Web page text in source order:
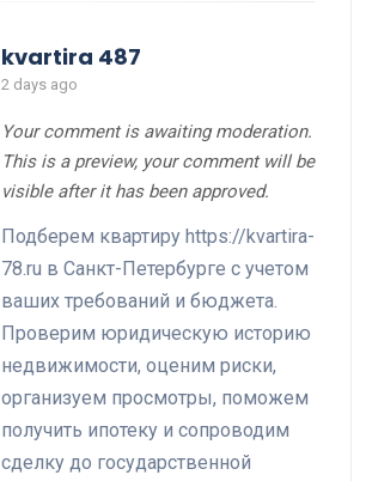
Your comment is awaiting moderation.
This is a preview, your comment will be
visible after it has been approved.
Подберем квартиру https://kvartira-
78.ru в Санкт-Петербурге с учетом
ваших требований и бюджета.
Проверим юридическую историю
недвижимости, оценим риски,
организуем просмотры, поможем
получить ипотеку и сопроводим
сделку до государственной
kvartira 487
2 days ago